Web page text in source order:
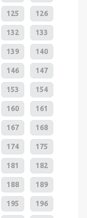
125 126
132 133
139 140
146 147
153 154
160 161
167 168
174 175
181 182
188 189
195 196